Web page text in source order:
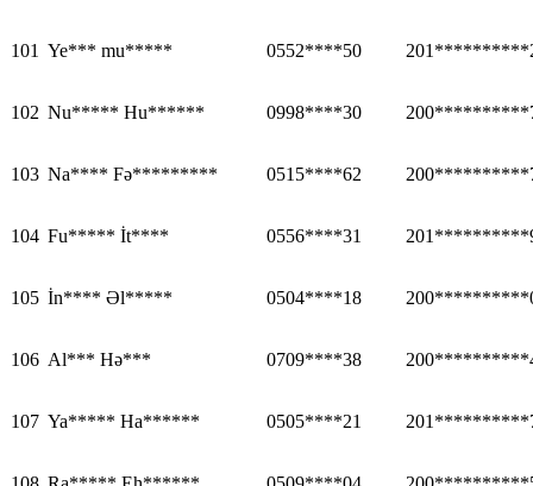
101 Ye*** mu***** 0552****50
102 Nu***** Hu****** 0998****30
103 Na**** Fə********* 0515****62
104 Fu***** İt**** 0556****31
105 İn**** Əl***** 0504****18
106 Al*** Hə*** 0709****38
107 Ya***** Ha****** 0505****21